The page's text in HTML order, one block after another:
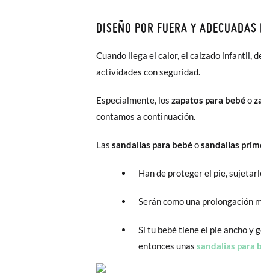
DISEÑO POR FUERA Y ADECUADAS
Cuando llega el calor, el calzado infantil,
actividades con seguridad.
Especialmente, los zapatos para bebéo
contamos a continuación.
Las sandalias para bebéosandalias
Han de proteger el pie,
Serán como una prolongación
Si tu bebé tiene el pie ancho y
entonces unas sandalias para